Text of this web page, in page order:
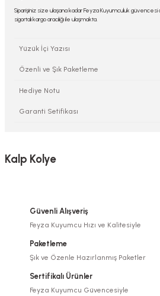
Siparişiniz size ulaşana kadar Feyza Kuyumculuk güvencesi
sigortalı kargo aracılığı ile ulaşmakta.
Yüzük İçi Yazısı
Özenli ve Şık Paketleme
Hediye Notu
Garanti Setifikası
Kalp Kolye
Güvenli Alışveriş
Feyza Kuyumcu Hızı ve Kalitesiyle
Paketleme
Şık ve Özenle Hazırlanmış Paketler
Sertifikalı Ürünler
Feyza Kuyumcu Güvencesiyle